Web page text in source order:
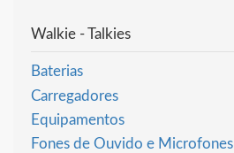
Walkie - Talkies
Baterias
Carregadores
Equipamentos
Fones de Ouvido e Microfones